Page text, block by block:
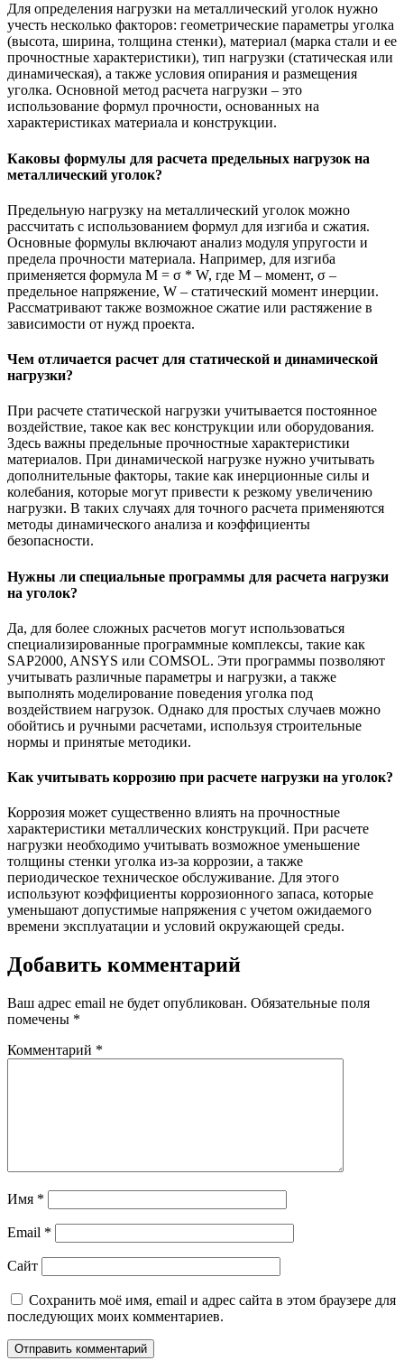
Для определения нагрузки на металлический уголок нужно
учесть несколько факторов: геометрические параметры уголка
(высота, ширина, толщина стенки), материал (марка стали и ее
прочностные характеристики), тип нагрузки (статическая или
динамическая), а также условия опирания и размещения
уголка. Основной метод расчета нагрузки – это
использование формул прочности, основанных на
характеристиках материала и конструкции.
Каковы формулы для расчета предельных нагрузок на
металлический уголок?
Предельную нагрузку на металлический уголок можно
рассчитать с использованием формул для изгиба и сжатия.
Основные формулы включают анализ модуля упругости и
предела прочности материала. Например, для изгиба
применяется формула M = σ * W, где M – момент, σ –
предельное напряжение, W – статический момент инерции.
Рассматривают также возможное сжатие или растяжение в
зависимости от нужд проекта.
Чем отличается расчет для статической и динамической
нагрузки?
При расчете статической нагрузки учитывается постоянное
воздействие, такое как вес конструкции или оборудования.
Здесь важны предельные прочностные характеристики
материалов. При динамической нагрузке нужно учитывать
дополнительные факторы, такие как инерционные силы и
колебания, которые могут привести к резкому увеличению
нагрузки. В таких случаях для точного расчета применяются
методы динамического анализа и коэффициенты
безопасности.
Нужны ли специальные программы для расчета нагрузки
на уголок?
Да, для более сложных расчетов могут использоваться
специализированные программные комплексы, такие как
SAP2000, ANSYS или COMSOL. Эти программы позволяют
учитывать различные параметры и нагрузки, а также
выполнять моделирование поведения уголка под
воздействием нагрузок. Однако для простых случаев можно
обойтись и ручными расчетами, используя строительные
нормы и принятые методики.
Как учитывать коррозию при расчете нагрузки на уголок?
Коррозия может существенно влиять на прочностные
характеристики металлических конструкций. При расчете
нагрузки необходимо учитывать возможное уменьшение
толщины стенки уголка из-за коррозии, а также
периодическое техническое обслуживание. Для этого
используют коэффициенты коррозионного запаса, которые
уменьшают допустимые напряжения с учетом ожидаемого
времени эксплуатации и условий окружающей среды.
Добавить комментарий
Ваш адрес email не будет опубликован. Обязательные поля
помечены *
Комментарий *
Имя *
Email *
Сайт
Сохранить моё имя, email и адрес сайта в этом браузере для
последующих моих комментариев.